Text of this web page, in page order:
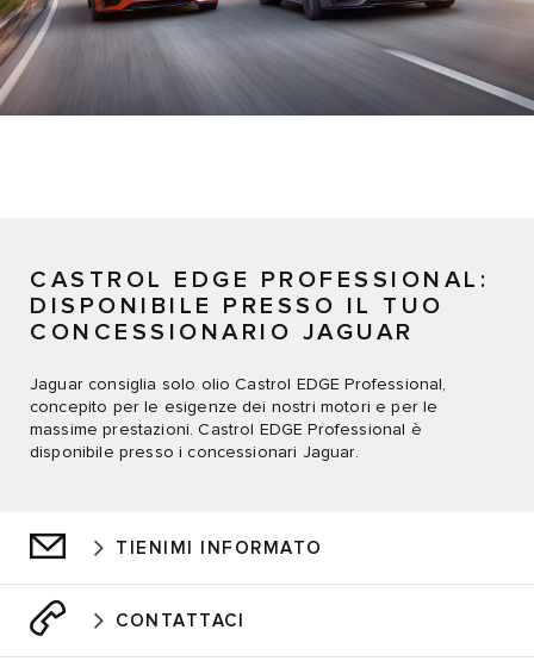
CASTROL EDGE PROFESSIONAL:
DISPONIBILE PRESSO IL TUO
CONCESSIONARIO JAGUAR
Jaguar consiglia solo olio Castrol EDGE Professional,
concepito per le esigenze dei nostri motori e per le
massime prestazioni. Castrol EDGE Professional è
disponibile presso i concessionari Jaguar.
TIENIMI INFORMATO
CONTATTACI